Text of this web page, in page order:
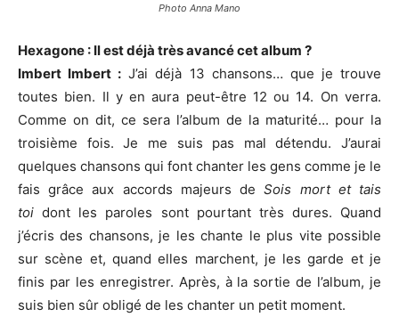
Photo Anna Mano
Hexagone : Il est déjà très avancé cet album ?
Imbert Imbert : J’ai déjà 13 chansons… que je trouve
toutes bien. Il y en aura peut-être 12 ou 14. On verra.
Comme on dit, ce sera l’album de la maturité… pour la
troisième fois. Je me suis pas mal détendu. J’aurai
quelques chansons qui font chanter les gens comme je le
fais grâce aux accords majeurs deSois mort et tais
toi dont les paroles sont pourtant très dures. Quand
j’écris des chansons, je les chante le plus vite possible
sur scène et, quand elles marchent, je les garde et je
finis par les enregistrer. Après, à la sortie de l’album, je
suis bien sûr obligé de les chanter un petit moment.